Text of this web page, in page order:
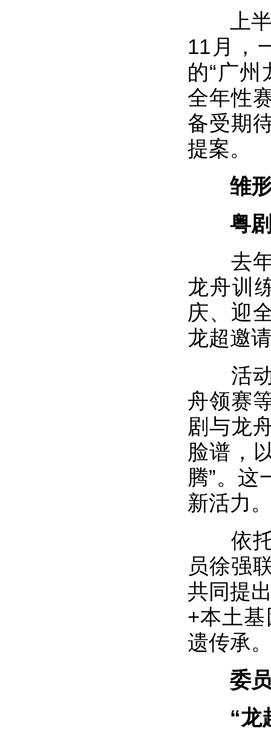
上半
11月，
的“广
全年性
备受期
提案。
雏
粤剧
去年
龙舟训
庆、迎
龙超邀
活动
舟领赛
剧与龙
脸谱，
腾”。这
新活力
依托
员徐强
共同提
+本土
遗传承
委
“龙超